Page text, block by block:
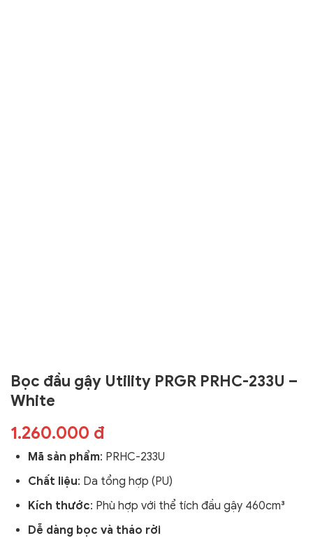
Bọc đầu gậy Utility PRGR PRHC-233U –
White
1.260.000 đ
Mã sản phẩm: PRHC-233U
Chất liệu: Da tổng hợp (PU)
Kích thước: Phù hợp với thể tích đầu gậy 460cm³
Dễ dàng bọc và tháo rời